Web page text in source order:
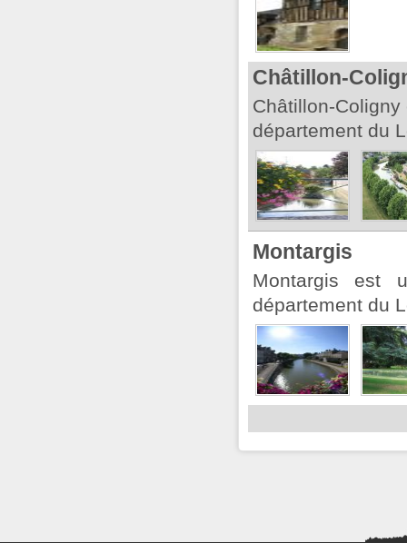
Châtillon-
Châtillon-
département du
Montargis
Montargis est
département du